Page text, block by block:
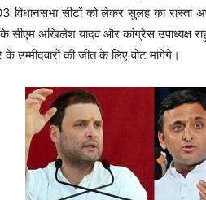
विधानसभा सीटों को लेकर सुलह का
सीएम अखिलेश यादव और कांग्रेस उपाध्यक्ष
उम्मीदवारों की जीत के लिए वोट मांगेगे।